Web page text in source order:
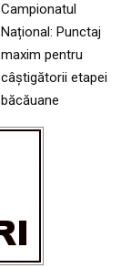
Campionatul
Național: Punctaj
maxim pentru
câștigătorii etapei
băcăuane